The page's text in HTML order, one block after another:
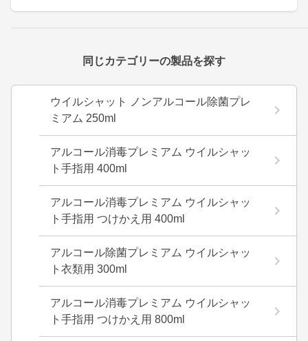
同じカテゴリーの製品を探す
ウイルシャット ノンアルコール除菌プレ
ミアム 250ml
アルコール消毒プレミアム ウイルシャッ
ト手指用 400ml
アルコール消毒プレミアム ウイルシャッ
ト手指用 つけかえ用 400ml
アルコール除菌プレミアム ウイルシャッ
ト衣類用 300ml
アルコール消毒プレミアム ウイルシャッ
ト手指用 つけかえ用 800ml